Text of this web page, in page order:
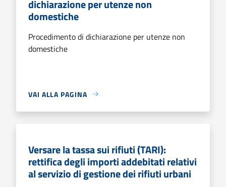
dichiarazione per utenze non
domestiche
Procedimento di dichiarazione per utenze non
domestiche
VAI ALLA PAGINA
Versare la tassa sui rifiuti (TARI):
rettifica degli importi addebitati relativi
al servizio di gestione dei rifiuti urbani